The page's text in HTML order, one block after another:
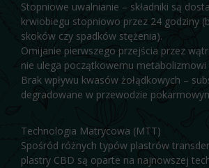
Stopniowe uwalnianie – składniki są
krwiobiegu stopniowo przez 24 godziny
skoków czy spadków stężenia).
Omijanie pierwszego przejścia przez
nie ulega początkowemu
Brak wpływu kwasów żołądkowych –
degradowane w przewodzie
Technologia Matrycowa (MTT)
Spośród różnych typów plastrów
plastry CBD są oparte na najnowszej